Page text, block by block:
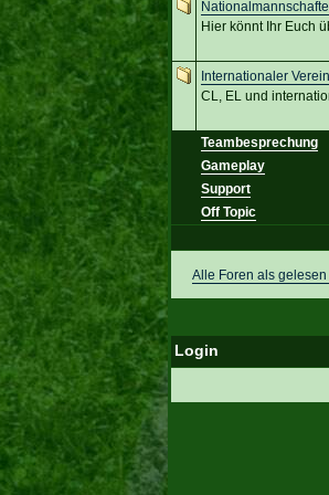
Hier könnt Ihr Euch
Internationaler
CL, EL und
Teambesprechung
Gameplay
Support
Off Topic
Alle Foren als
Login